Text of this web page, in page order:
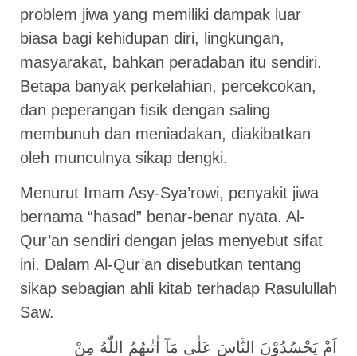
problem jiwa yang memiliki dampak luar
biasa bagi kehidupan diri, lingkungan,
masyarakat, bahkan peradaban itu sendiri.
Betapa banyak perkelahian, percekcokan,
dan peperangan fisik dengan saling
membunuh dan meniadakan, diakibatkan
oleh munculnya sikap dengki.
Menurut Imam Asy-Sya’rowi, penyakit jiwa
bernama “hasad” benar-benar nyata. Al-
Qur’an sendiri dengan jelas menyebut sifat
ini. Dalam Al-Qur’an disebutkan tentang
sikap sebagian ahli kitab terhadap Rasulullah
Saw.
اَمْ يَحْسُدُوْنَ النَّاسَ عَلٰى مَآ اٰتٰىهُمُ اللّٰهُ مِنْ